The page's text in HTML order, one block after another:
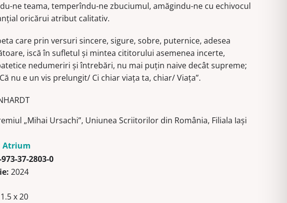
ne teama, temperîndu-ne zbuciumul, amăgindu-ne cu echivocul
oricărui atribut calitativ.
care prin versuri sincere, sigure, sobre, puternice, adesea
iscă în sufletul şi mintea cititorului asemenea incerte,
nedumeriri şi întrebări, nu mai puţin naive decât supreme;
nu e un vis prelungit/ Ci chiar viaţa ta, chiar/ Viaţa”.
„Mihai Ursachi”, Uniunea Scriitorilor din România, Filiala Iași
Atrium
37-2803-0
2024
x 20